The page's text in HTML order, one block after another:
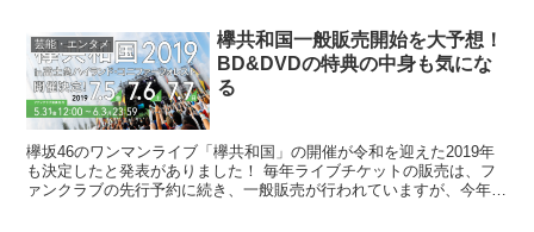
芸能・エンタメ
欅共和国一般販売開始を大予想！
BD&DVDの特典の中身も気にな
る
欅坂46のワンマンライブ「欅共和国」の開催が令和を迎えた2019年
も決定したと発表がありました！ 毎年ライブチケットの販売は、フ
ァンクラブの先行予約に続き、一般販売が行われていますが、今年の